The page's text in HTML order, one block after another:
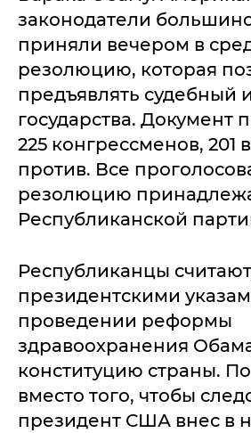
законодатели
приняли вечером в
резолюцию, которая
предъявлять судебный
государства. Документ
225 конгрессменов, 201
против. Все
резолюцию
Республиканской
Республиканцы
президентскими
проведении реформы
здравоохранения
конституцию страны.
вместо того, чтобы
президент США внес в